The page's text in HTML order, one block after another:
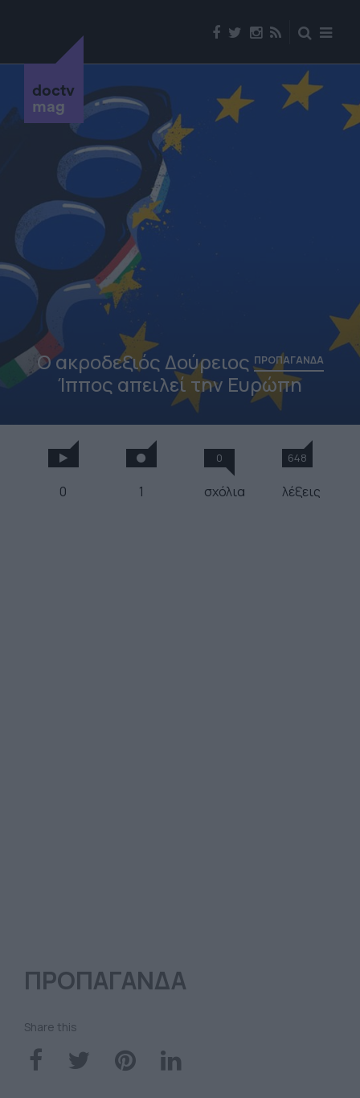
doctv
mag
Ο ακροδεξιός ΔούρειοςΠΡΟΠΑΓΑΝΔΑ
Ίππος απειλεί την Ευρώπη
0 1
0
σχόλια
648
λέξεις
ΠΡΟΠΑΓΑΝΔΑ
Share this